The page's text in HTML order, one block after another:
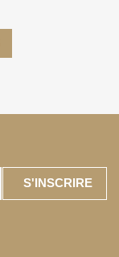
S'INSCRIRE